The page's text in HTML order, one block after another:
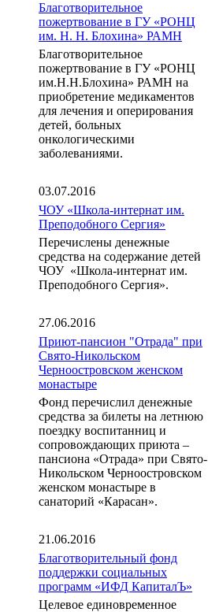
Благотворительное
пожертвование в ГУ «РОНЦ
им. Н. Н. Блохина» РАМН
Благотворительное
пожертвование в ГУ «РОНЦ
им.Н.Н.Блохина» РАМН на
приобретение медикаментов
для лечения и оперирования
детей, больных
онкологическими
заболеваниями.
03.07.2016
ЧОУ «Школа-интернат им.
Преподобного Сергия»
Перечислены денежные
средства на содержание детей
ЧОУ «Школа-интернат им.
Преподобного Сергия».
27.06.2016
Приют-пансион "Отрада" при
Свято-Никольском
Черноостровском женском
монастыре
Фонд перечислил денежные
средства за билеты на летнюю
поездку воспитанниц и
сопровождающих приюта –
пансиона «Отрада» при Свято-
Никольском Черноостровском
женском монастыре в
санаторий «Карасан».
21.06.2016
Благотворительный фонд
поддержки социальных
программ «ИФД КапиталЪ»
Целевое единовременное